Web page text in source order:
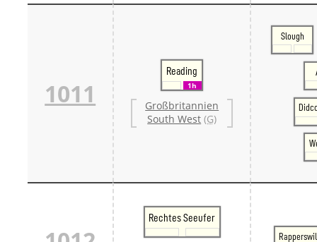
1011
Reading
1h
Großbritannien
South West (G)
Slough
Rechtes Seeufer
Rapperswil